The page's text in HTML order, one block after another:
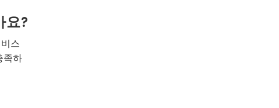
요?
스
족하